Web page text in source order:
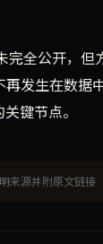
全公开，
发生在数
键节点。
来源并附原文链接